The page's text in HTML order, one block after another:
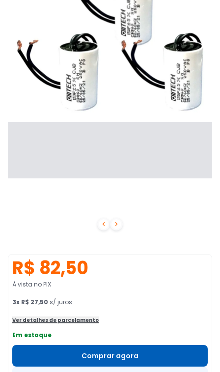
 
R$ 82,50
À vista no PIX
3x R$ 27,50 s/ juros
Ver detalhes de parcelamento
Em estoque
Comprar agora